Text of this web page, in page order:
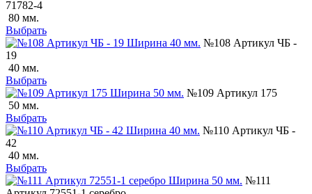
71782-4
80 мм.
Выбрать
№108 Артикул ЧБ -
19
40 мм.
Выбрать
№109 Артикул 175
50 мм.
Выбрать
№110 Артикул ЧБ -
42
40 мм.
Выбрать
№111